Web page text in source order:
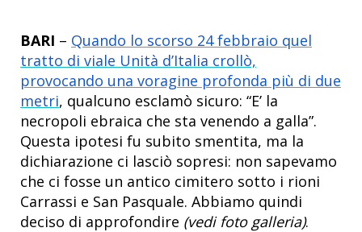
BARI – Quando lo scorso 24 febbraio quel
tratto di viale Unità d’Italia crollò,
provocando una voragine profonda più di due
metri, qualcuno esclamò sicuro: “E’ la
necropoli ebraica che sta venendo a galla”.
Questa ipotesi fu subito smentita, ma la
dichiarazione ci lasciò sopresi: non sapevamo
che ci fosse un antico cimitero sotto i rioni
Carrassi e San Pasquale. Abbiamo quindi
deciso di approfondire (vedi foto galleria).